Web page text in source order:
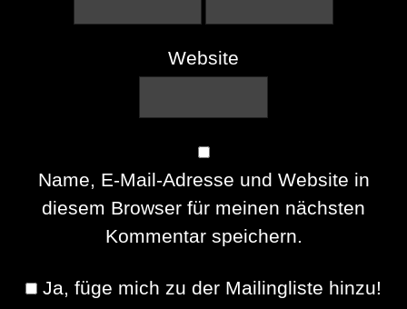
Website
Name, E-Mail-Adresse und Website in
diesem Browser für meinen nächsten
Kommentar speichern.
Ja, füge mich zu der Mailingliste hinzu!